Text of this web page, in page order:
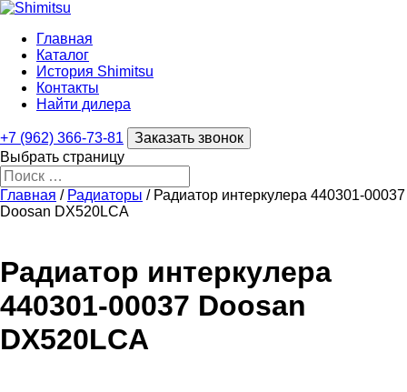
Главная
Каталог
История Shimitsu
Контакты
Найти дилера
+7 (962) 366-73-81
Заказать звонок
Выбрать страницу
Главная / Радиаторы / Радиатор интеркулера 440301-00037
Doosan DX520LCA
Радиатор интеркулера
440301-00037 Doosan
DX520LCA